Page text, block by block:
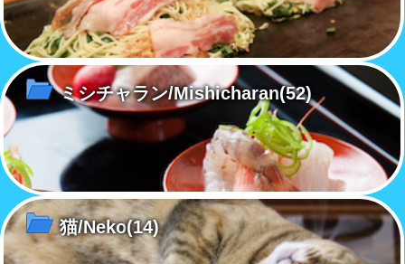
ミシチャラン/Mishicharan(52)
猫/Neko(14)